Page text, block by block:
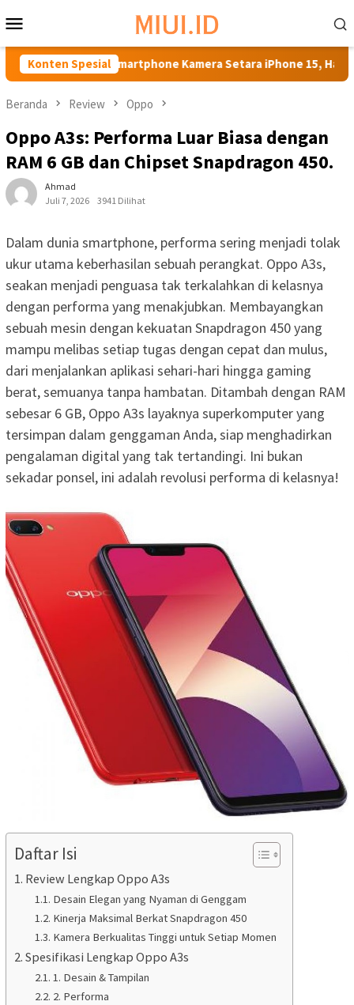
ke
kontenMobile
Konten SpesialSmartphone Kamera Setara iPhone 15, Harga
Beranda Review Oppo
Oppo A3s: Performa Luar Biasa dengan
RAM 6 GB dan Chipset Snapdragon 450.
Ahmad
Juli 7, 2026
3941 Dilihat
Dalam dunia smartphone, performa sering menjadi tolak
ukur utama keberhasilan sebuah perangkat. Oppo A3s,
seakan menjadi penguasa tak terkalahkan di kelasnya
dengan performa yang menakjubkan. Membayangkan
sebuah mesin dengan kekuatan Snapdragon 450 yang
mampu melibas setiap tugas dengan cepat dan mulus,
dari menjalankan aplikasi sehari-hari hingga gaming
berat, semuanya tanpa hambatan. Ditambah dengan RAM
sebesar 6 GB, Oppo A3s layaknya superkomputer yang
tersimpan dalam genggaman Anda, siap menghadirkan
pengalaman digital yang tak tertandingi. Ini bukan
sekadar ponsel, ini adalah revolusi performa di kelasnya!
Daftar Isi
Review Lengkap Oppo A3s
Desain Elegan yang Nyaman di Genggam
Kinerja Maksimal Berkat Snapdragon 450
Kamera Berkualitas Tinggi untuk Setiap Momen
Spesifikasi Lengkap Oppo A3s
1. Desain & Tampilan
2. Performa